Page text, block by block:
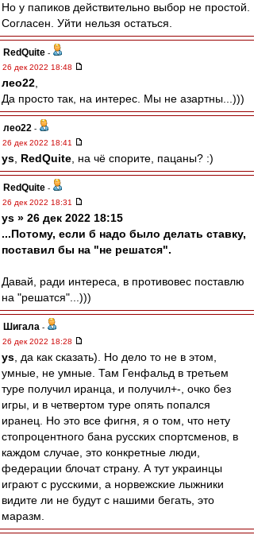
Но у папиков действительно выбор не простой.
Согласен. Уйти нельзя остаться.
RedQuite -
26 дек 2022 18:48
лео22
Да просто так, на интерес. Мы не азартны...)))
лео22 -
26 дек 2022 18:41
ys RedQuite , на чё спорите, пацаны? :)
RedQuite -
26 дек 2022 18:31
ys » 26 дек 2022 18:15
...Потому, если б надо было делать ставку,
поставил бы на "не решатся".
Давай, ради интереса, в противовес поставлю
на "решатся"...)))
Шигала -
26 дек 2022 18:28
ys , да как сказать). Но дело то не в этом,
умные, не умные. Там Генфальд в третьем
туре получил иранца, и получил+-, очко без
игры, и в четвертом туре опять попался
иранец. Но это все фигня, я о том, что нету
стопроцентного бана русских спортсменов, в
каждом случае, это конкретные люди,
федерации блочат страну. А тут украинцы
играют с русскими, а норвежские лыжники
видите ли не будут с нашими бегать, это
маразм.